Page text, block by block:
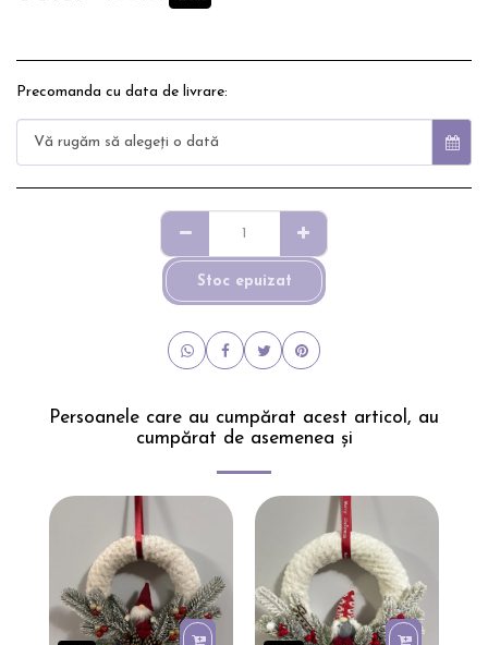
Precomanda cu data de livrare:
Vă rugăm să alegeţi o dată
Stoc epuizat
Persoanele care au cumpărat acest articol, au
cumpărat de asemenea și